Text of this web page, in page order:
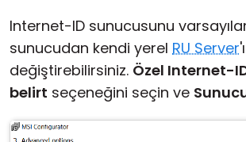
Internet-ID sunucusunu
sunucudan kendi yerel RU Server
değiştirebilirsiniz. Özel Internet-
belirt seçeneğini seçin ve